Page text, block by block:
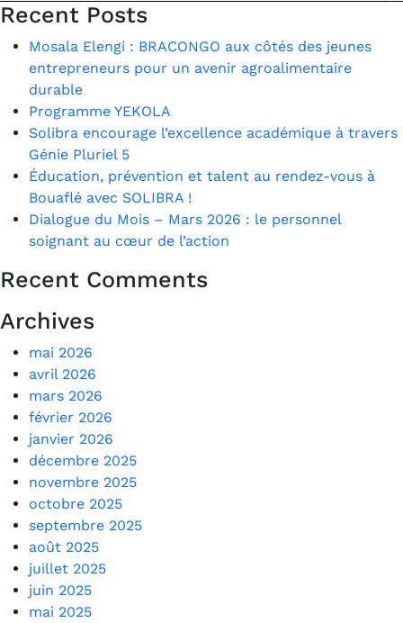
Recent Posts
Mosala Elengi : BRACONGO aux côtés des jeunes
entrepreneurs pour un avenir agroalimentaire
durable
Programme YEKOLA
Solibra encourage l’excellence académique à travers
Génie Pluriel 5
Éducation, prévention et talent au rendez-vous à
Bouaflé avec SOLIBRA !
Dialogue du Mois – Mars 2026 : le personnel
soignant au cœur de l’action
Recent Comments
Archives
mai 2026
avril 2026
mars 2026
février 2026
janvier 2026
décembre 2025
novembre 2025
octobre 2025
septembre 2025
août 2025
juillet 2025
juin 2025
mai 2025